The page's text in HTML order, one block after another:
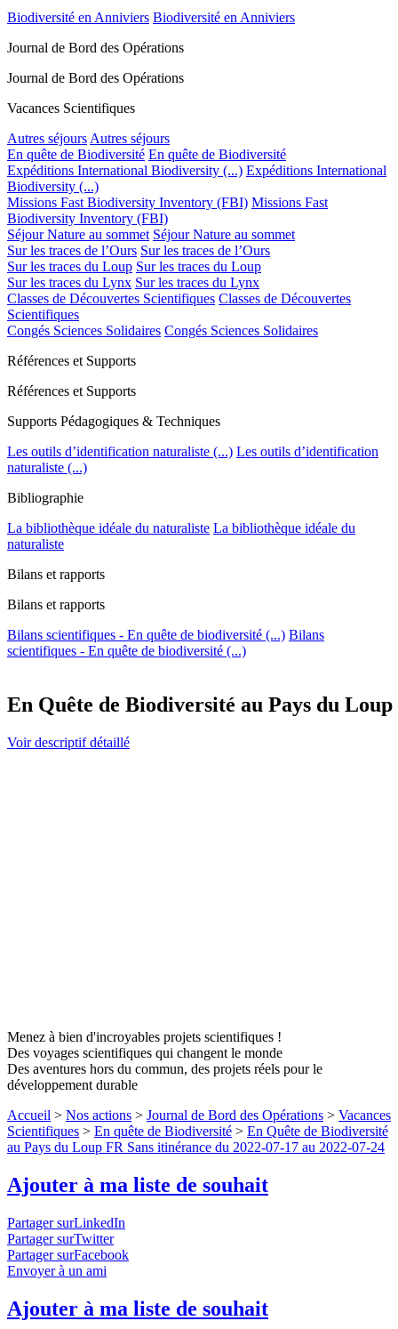
Biodiversité en Anniviers Biodiversité en Anniviers
Journal de Bord des Opérations
Journal de Bord des Opérations
Vacances Scientifiques
Autres séjours Autres séjours
En quête de Biodiversité En quête de Biodiversité
Expéditions International Biodiversity (...) Expéditions International
Biodiversity (...)
Missions Fast Biodiversity Inventory (FBI) Missions Fast
Biodiversity Inventory (FBI)
Séjour Nature au sommet Séjour Nature au sommet
Sur les traces de l’Ours Sur les traces de l’Ours
Sur les traces du Loup Sur les traces du Loup
Sur les traces du Lynx Sur les traces du Lynx
Classes de Découvertes Scientifiques Classes de Découvertes
Scientifiques
Congés Sciences Solidaires Congés Sciences Solidaires
Références et Supports
Références et Supports
Supports Pédagogiques & Techniques
Les outils d’identification naturaliste (...) Les outils d’identification
naturaliste (...)
Bibliographie
La bibliothèque idéale du naturaliste La bibliothèque idéale du
naturaliste
Bilans et rapports
Bilans et rapports
Bilans scientifiques - En quête de biodiversité (...) Bilans
scientifiques - En quête de biodiversité (...)
En Quête de Biodiversité au Pays du
Voir descriptif détaillé
Menez à bien d'incroyables projets scientifiques !
Des voyages scientifiques qui changent le monde
Des aventures hors du commun, des projets réels pour le
développement durable
Accueil > Nos actions > Journal de Bord des Opérations > Vacances
Scientifiques > En quête de Biodiversité > En Quête de Biodiversité
au Pays du Loup FR Sans itinérance du 2022-07-17 au 2022-07-24
Ajouter à ma liste de souhait
Partager surLinkedIn
Partager surTwitter
Partager surFacebook
Envoyer à un ami
Ajouter à ma liste de souhait